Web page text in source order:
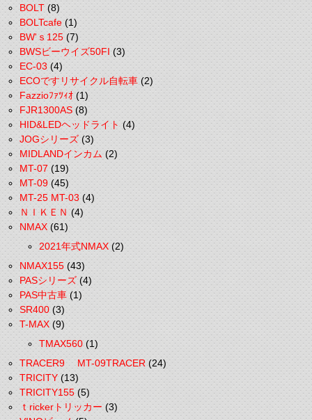
BOLT(8)
BOLTcafe(1)
BW'ｓ125(7)
BWSビーウイズ50FI(3)
EC-03(4)
ECOですリサイクル自転車(2)
Fazzioﾌｧﾂｨｵ(1)
FJR1300AS(8)
HID&LEDヘッドライト(4)
JOGシリーズ(3)
MIDLANDインカム(2)
MT-07(19)
MT-09(45)
MT-25 MT-03(4)
ＮＩＫＥＮ(4)
NMAX(61)
2021年式NMAX(2)
NMAX155(43)
PASシリーズ(4)
PAS中古車(1)
SR400(3)
T-MAX(9)
TMAX560(1)
TRACER9 MT-09TRACER(24)
TRICITY(13)
TRICITY155(5)
ｔrickerトリッカー(3)